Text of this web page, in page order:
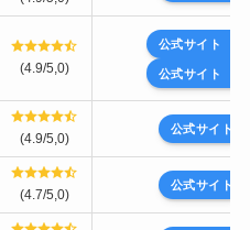
(4.9/5,0)
公式サイト
公式サイト
(4.9/5,0)
公式サイト
(4.7/5,0)
公式サイト